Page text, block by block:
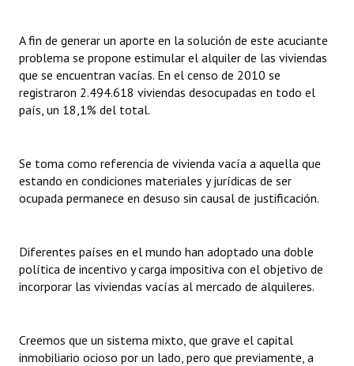
A fin de generar un aporte en la solución de este acuciante
problema se propone estimular el alquiler de las viviendas
que se encuentran vacías. En el censo de 2010 se
registraron 2.494.618 viviendas desocupadas en todo el
país, un 18,1% del total.
Se toma como referencia de vivienda vacía a aquella que
estando en condiciones materiales y jurídicas de ser
ocupada permanece en desuso sin causal de justificación.
Diferentes países en el mundo han adoptado una doble
política de incentivo y carga impositiva con el objetivo de
incorporar las viviendas vacías al mercado de alquileres.
Creemos que un sistema mixto, que grave el capital
inmobiliario ocioso por un lado, pero que previamente, a